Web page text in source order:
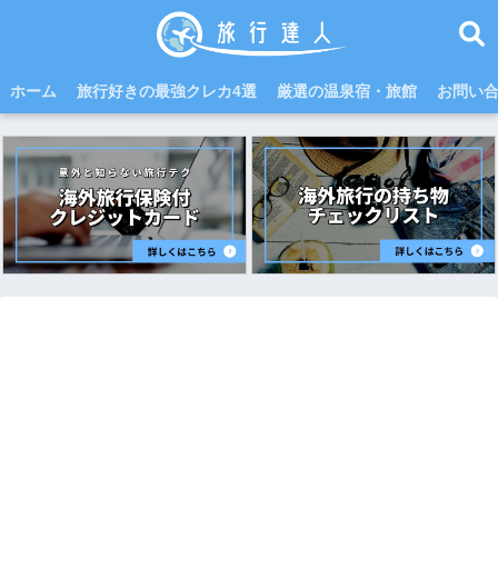
ホーム 旅行好きの最強クレカ4選 厳選の温泉宿・旅館 お問い